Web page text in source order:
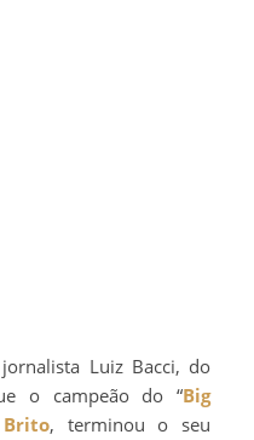
o campeão do “Big
, terminou o seu